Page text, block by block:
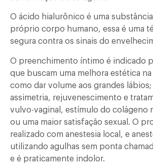
O ácido hialurônico é uma
próprio corpo humano, essa é uma
segura contra os sinais do
O preenchimento íntimo é indicado
que buscam uma melhora estética
como dar volume aos grandes
assimetria, rejuvenescimento e
vulvo-vaginal, estímulo do colágeno
ou uma maior satisfação sexual. O
realizado com anestesia local, e
utilizando agulhas sem ponta
e é praticamente indolor.